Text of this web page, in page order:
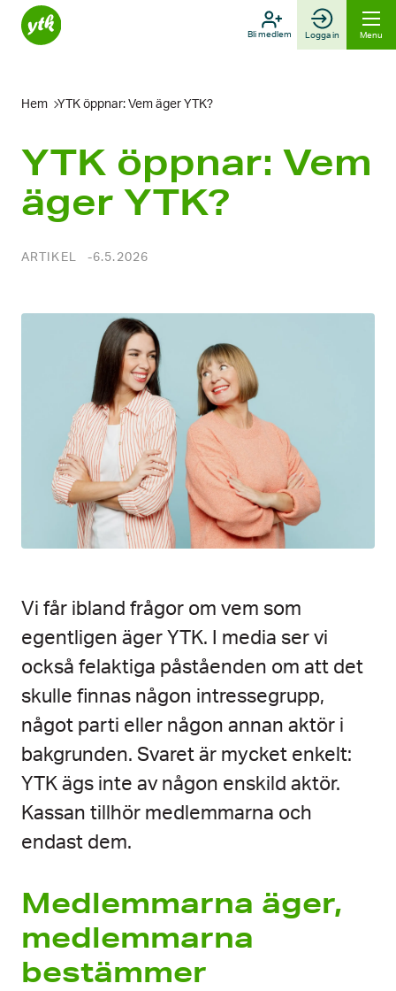
Skip
Bli medlem Logga in Menu
Hem YTK öppnar: Vem äger YTK?
YTK öppnar: Vem
äger YTK?
ARTIKEL 6.5.2026
Vi får ibland frågor om vem som
egentligen äger YTK. I media ser vi
också felaktiga påståenden om att det
skulle finnas någon intressegrupp,
något parti eller någon annan aktör i
bakgrunden. Svaret är mycket enkelt:
YTK ägs inte av någon enskild aktör.
Kassan tillhör medlemmarna och
endast dem.
Medlemmarna äger,
medlemmarna
bestämmer